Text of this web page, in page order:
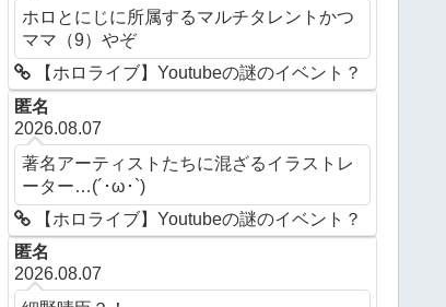
ホロとにじに所属するマルチタレントかつ
ママ（9）やぞ
【ホロライブ】Youtubeの謎のイベント？
匿名
2026.08.07
著名アーティストたちに混ざるイラストレ
ーター…(´･ω･`)
【ホロライブ】Youtubeの謎のイベント？
匿名
2026.08.07